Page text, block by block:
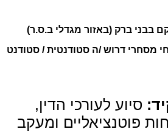
ברק (באזור מגדלי ב.ס.ר)
דרוש /ה סטודנטית / סטודנט
סיוע לעורכי הדין,
פוטנציאליים ומעקב